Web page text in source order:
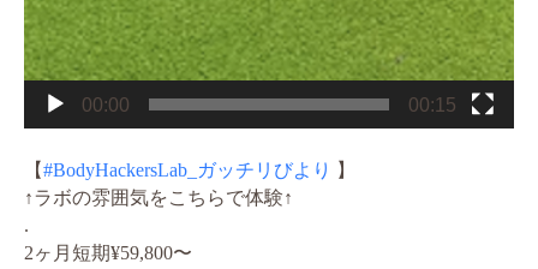
00:00 00:15
【#BodyHackersLab_ガッチリびより
】
↑ラボの雰囲気をこちらで体験↑
.
2ヶ月短期¥59,800〜